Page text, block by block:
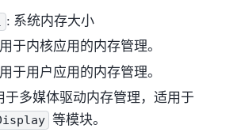
: 系统内存大小
于内核应用的内存管理。
于用户应用的内存管理。
于多媒体驱动内存管理，适用于
等模块。